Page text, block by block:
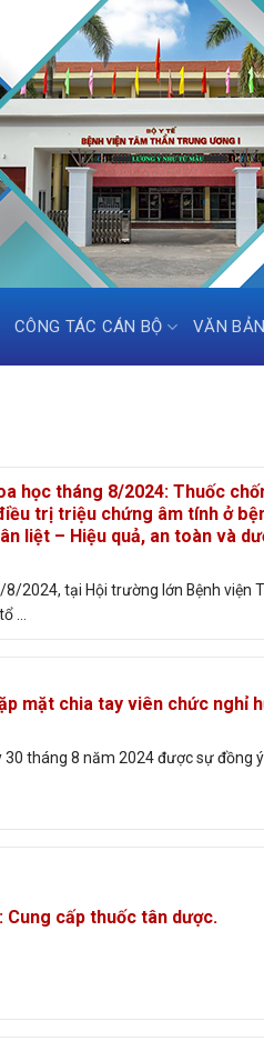
CÔNG TÁC CÁN BỘ VĂN
học tháng 8/2024: Thuốc
trị triệu chứng âm tính ở
liệt – Hiệu quả, an toàn và
8/2024, tại Hội trường lớn Bệnh viện
...
mặt chia tay viên chức nghỉ
30 tháng 8 năm 2024 được sự đồng
Cung cấp thuốc tân dược.